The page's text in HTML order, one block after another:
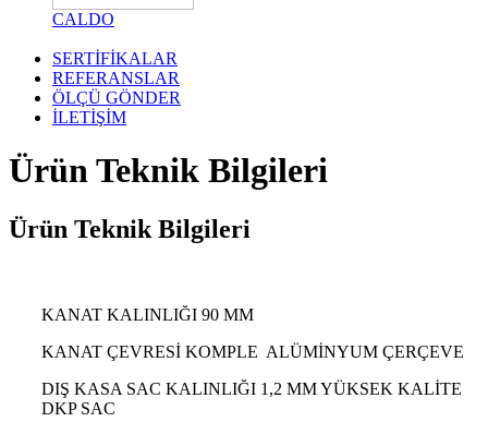
CALDO
SERTİFİKALAR
REFERANSLAR
ÖLÇÜ GÖNDER
İLETİŞİM
Ürün Teknik Bilgileri
Ürün Teknik Bilgileri
KANAT KALINLIĞI 90 MM
KANAT ÇEVRESİ KOMPLE ALÜMİNYUM ÇERÇEVE
DIŞ KASA SAC KALINLIĞI 1,2 MM YÜKSEK KALİTE
DKP SAC